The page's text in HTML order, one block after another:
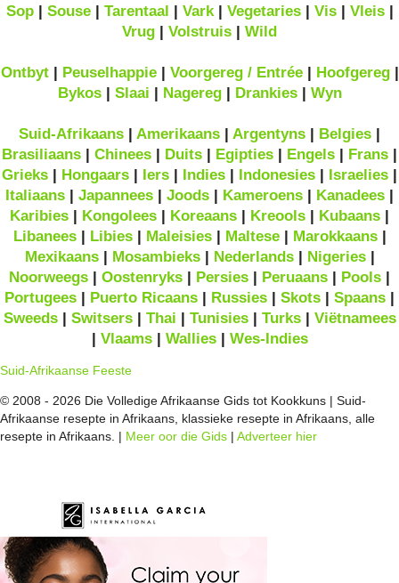
Sop| Souse| Tarentaal | Vark| Vegetaries| Vis| Vleis|
Vrug | Volstruis | Wild
Ontbyt| Peuselhappie| Voorgereg / Entrée| Hoofgereg|
Bykos| Slaai | Nagereg| Drankies| Wyn
Suid-Afrikaans | Amerikaans | Argentyns | Belgies |
Brasiliaans | Chinees | Duits | Egipties | Engels | Frans |
Grieks | Hongaars | Iers | Indies | Indonesies | Israelies |
Italiaans | Japannees | Joods | Kameroens | Kanadees |
Karibies | Kongolees | Koreaans | Kreools | Kubaans |
Libanees| Libies| Maleisies| Maltese| Marokkaans|
Mexikaans| Mosambieks| Nederlands| Nigeries|
Noorweegs | Oostenryks | Persies | Peruaans | Pools |
Portugees | Puerto Ricaans | Russies | Skots | Spaans |
Sweeds| Switsers| Thai | Tunisies| Turks| Viëtnamees
| Vlaams| Wallies| Wes-Indies
Suid-Afrikaanse Feeste
© 2008 - 2026 Die Volledige Afrikaanse Gids tot Kookkuns | Suid-
Afrikaanse resepte in Afrikaans, klassieke resepte in Afrikaans, alle
resepte in Afrikaans. | Meer oor die Gids | Adverteer hier